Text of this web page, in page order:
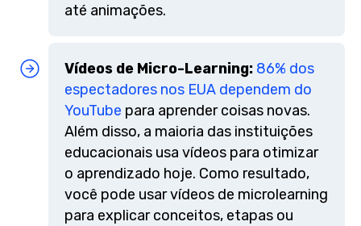
até animações.
Vídeos de Micro-Learning: 86% dos
espectadores nos EUA dependem do
YouTube para aprender coisas novas.
Além disso, a maioria das instituições
educacionais usa vídeos para otimizar
o aprendizado hoje. Como resultado,
você pode usar vídeos de microlearning
para explicar conceitos, etapas ou